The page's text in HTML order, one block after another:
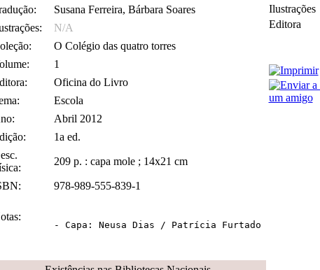
Susana Ferreira, Bárbara Soares
N/A
O Colégio das quatro torres
1
Oficina do Livro
Escola
Abril 2012
1a ed.
209 p. : capa mole ; 14x21 cm
978-989-555-839-1
- Capa: Neusa Dias / Patrícia Furtado
Ilustrações
Editora
um amigo